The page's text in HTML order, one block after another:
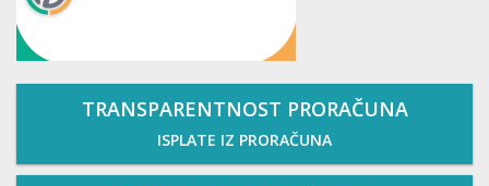
TRANSPARENTNOST PRORAČUNA
ISPLATE IZ PRORAČUNA